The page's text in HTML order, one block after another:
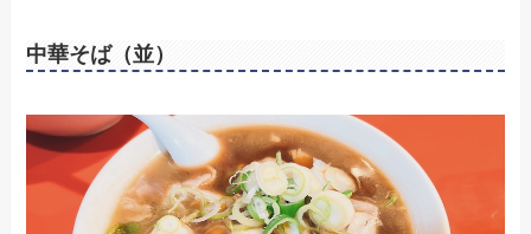
中華そば（並）